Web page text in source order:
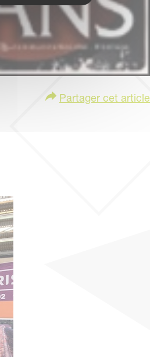
Partager cet article